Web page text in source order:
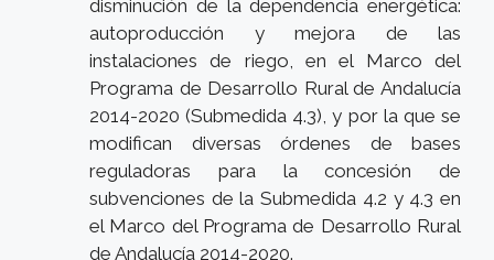
disminución de la dependencia energética:
autoproducción y mejora de las
instalaciones de riego, en el Marco del
Programa de Desarrollo Rural de Andalucía
2014-2020 (Submedida 4.3), y por la que se
modifican diversas órdenes de bases
reguladoras para la concesión de
subvenciones de la Submedida 4.2 y 4.3 en
el Marco del Programa de Desarrollo Rural
de Andalucía 2014-2020.